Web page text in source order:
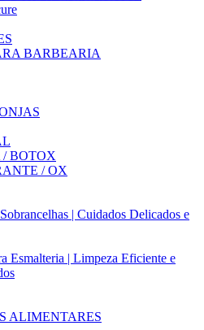
BARBEARIA
/ BOTOX
/ OX
| Cuidados Delicados e
Esmalteria | Limpeza Eficiente e
ALIMENTARES